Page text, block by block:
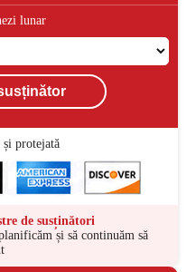
lunar
și protejată
de susținători
și să continuăm să